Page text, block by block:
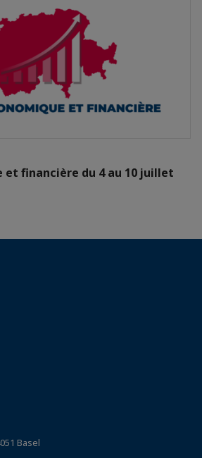
et financière du 4 au 10 juillet
Basel